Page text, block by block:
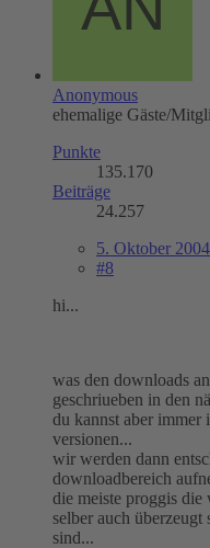
Anonymous
ehemalige Gäste/
Punkte
135.170
Beiträge
24.257
5. Oktober
#8
hi...
was den downloads
geschriueben in den
du kannst aber immer
versionen...
wir werden dann
downloadbereich
die meiste proggis
selber auch
sind...